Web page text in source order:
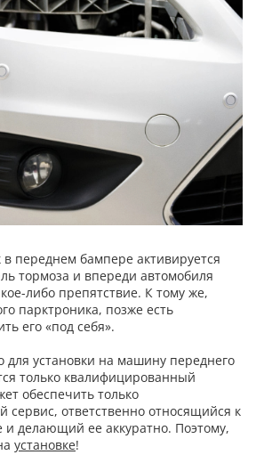
переднем бампере активируется
тормоза и впереди автомобиля
либо препятствие. К тому же,
парктроника, позже есть
его «под себя».
для установки на машину переднего
только квалифицированный
обеспечить только
сервис, ответственно относящийся к
делающий ее аккуратно. Поэтому,
установке!